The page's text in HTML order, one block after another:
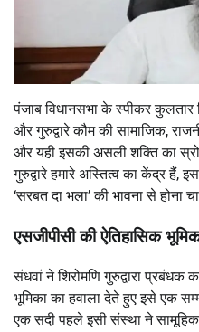
पंजाब विधानसभा के स्पीकरकुलतार
और गुरुद्वारे कौम की सामाजिक,
और यही इसकी असली शक्ति का
गुरुद्वारे हमारे अस्तित्व का केंद्र हैं,
‘सरबत दा भला’ की भावना से होना
एसजीपीसी की ऐतिहासिक
संधवां नेशिरोमणि गुरुद्वारा प्रबंधक
भूमिका का हवाला देते हुए इसे एक
एक सदी पहले इसी संस्था ने